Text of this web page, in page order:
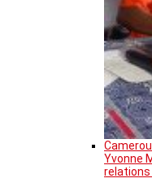
Yvonne